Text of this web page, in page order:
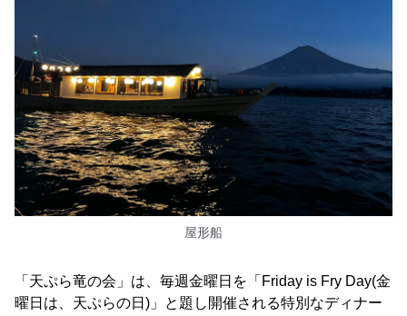
屋形船
「天ぷら竜の会」は、毎週金曜日を「Friday is Fry Day(金
曜日は、天ぷらの日)」と題し開催される特別なディナー